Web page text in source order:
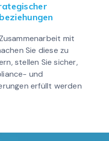
mit
Sie diese zu
stellen Sie sicher,
und
erfüllt werden